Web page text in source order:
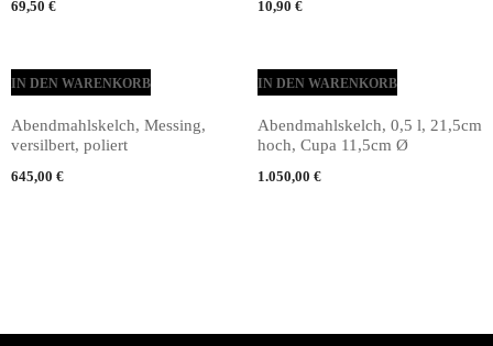
69,50 € 10,90 €
IN DEN WARENKORB
Abendmahlskelch, Messing,
versilbert, poliert
645,00 €
IN DEN WARENKORB
Abendmahlskelch, 0,5 l, 21,5cm
hoch, Cupa 11,5cm Ø
1.050,00 €